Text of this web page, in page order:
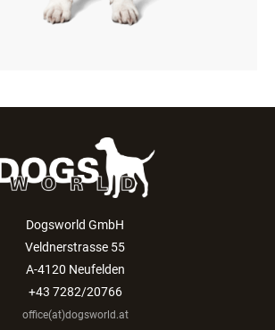
Dogsworld GmbH
Veldnerstrasse 55
A-4120 Neufelden
+43 7282/20766
office(at)dogsworld.at